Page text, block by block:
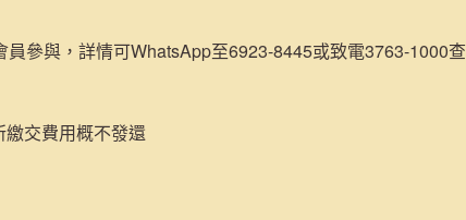
參與，詳情可WhatsApp至6923-8445或致電3763-1000查
交費用概不發還